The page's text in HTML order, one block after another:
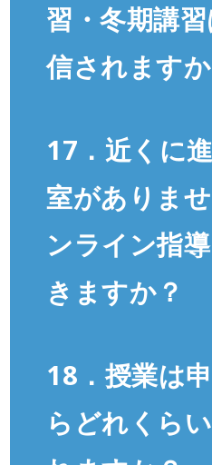
習・冬期講
信されます
17．近くに
室がありま
ンライン指
きますか？
18．授業は
らどれくら